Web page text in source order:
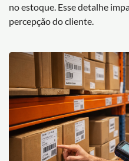
no estoque. Esse detalhe
percepção do cliente.